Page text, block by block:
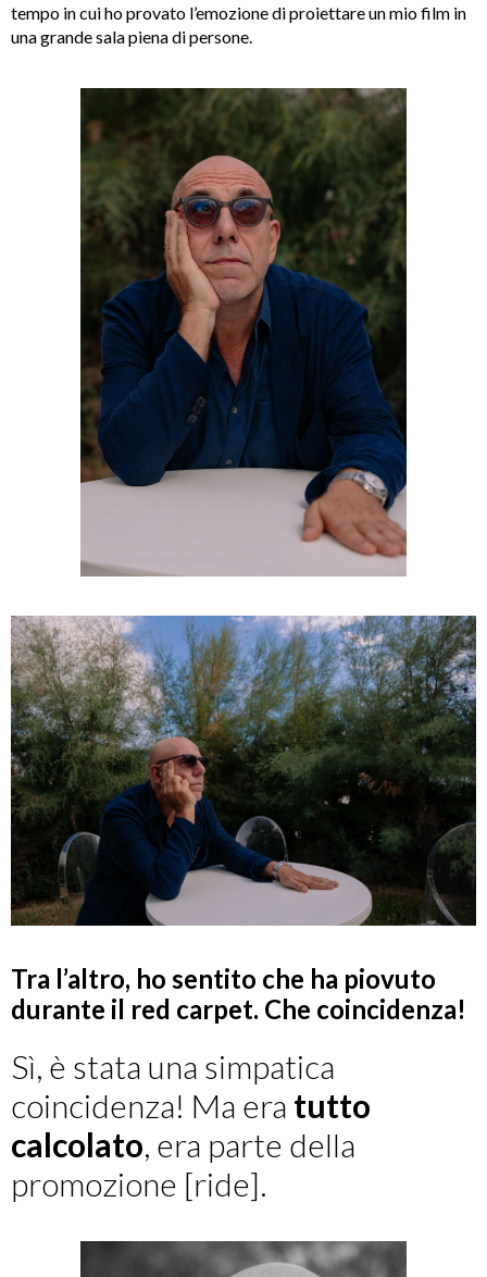
tempo in cui ho provato l’emozione di proiettare un mio film in
una grande sala piena di persone.
Tra l’altro, ho sentito che ha piovuto
durante il red carpet. Che coincidenza!
Sì, è stata una simpatica
coincidenza! Ma era tutto
calcolato, era parte della
promozione [ride].